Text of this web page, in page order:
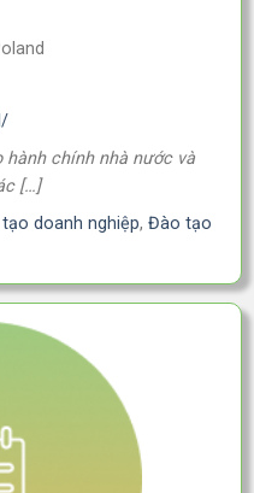
chính nhà nước và
[…]
doanh nghiệp, Đào tạo